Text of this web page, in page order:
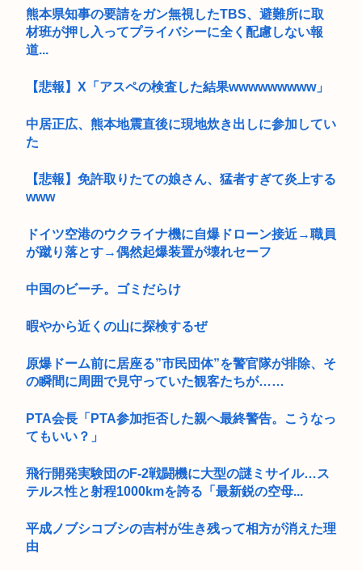
熊本県知事の要請をガン無視したTBS、避難所に取
材班が押し入ってプライバシーに全く配慮しない報
道...
【悲報】X「アスペの検査した結果wwwwwwwww」
中居正広、熊本地震直後に現地炊き出しに参加してい
た
【悲報】免許取りたての娘さん、猛者すぎて炎上する
www
ドイツ空港のウクライナ機に自爆ドローン接近→職員
が蹴り落とす→偶然起爆装置が壊れセーフ
中国のビーチ。ゴミだらけ
暇やから近くの山に探検するぜ
原爆ドーム前に居座る”市民団体”を警官隊が排除、そ
の瞬間に周囲で見守っていた観客たちが……
PTA会長「PTA参加拒否した親へ最終警告。こうなっ
てもいい？」
飛行開発実験団のF-2戦闘機に大型の謎ミサイル…ス
テルス性と射程1000kmを誇る「最新鋭の空母...
平成ノブシコブシの吉村が生き残って相方が消えた理
由